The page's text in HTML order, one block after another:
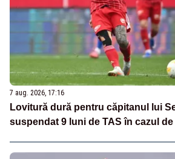
7 aug. 2026, 17:16
Lovitură dură pentru căpitanul lui
suspendat 9 luni de TAS în cazul